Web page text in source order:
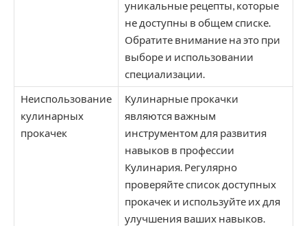
уникальные рецепты, которые
не доступны в общем списке.
Обратите внимание на это при
выборе и использовании
специализации.
Неиспользование
кулинарных
прокачек
Кулинарные прокачки
являются важным
инструментом для развития
навыков в профессии
Кулинария. Регулярно
проверяйте список доступных
прокачек и используйте их для
улучшения ваших навыков.